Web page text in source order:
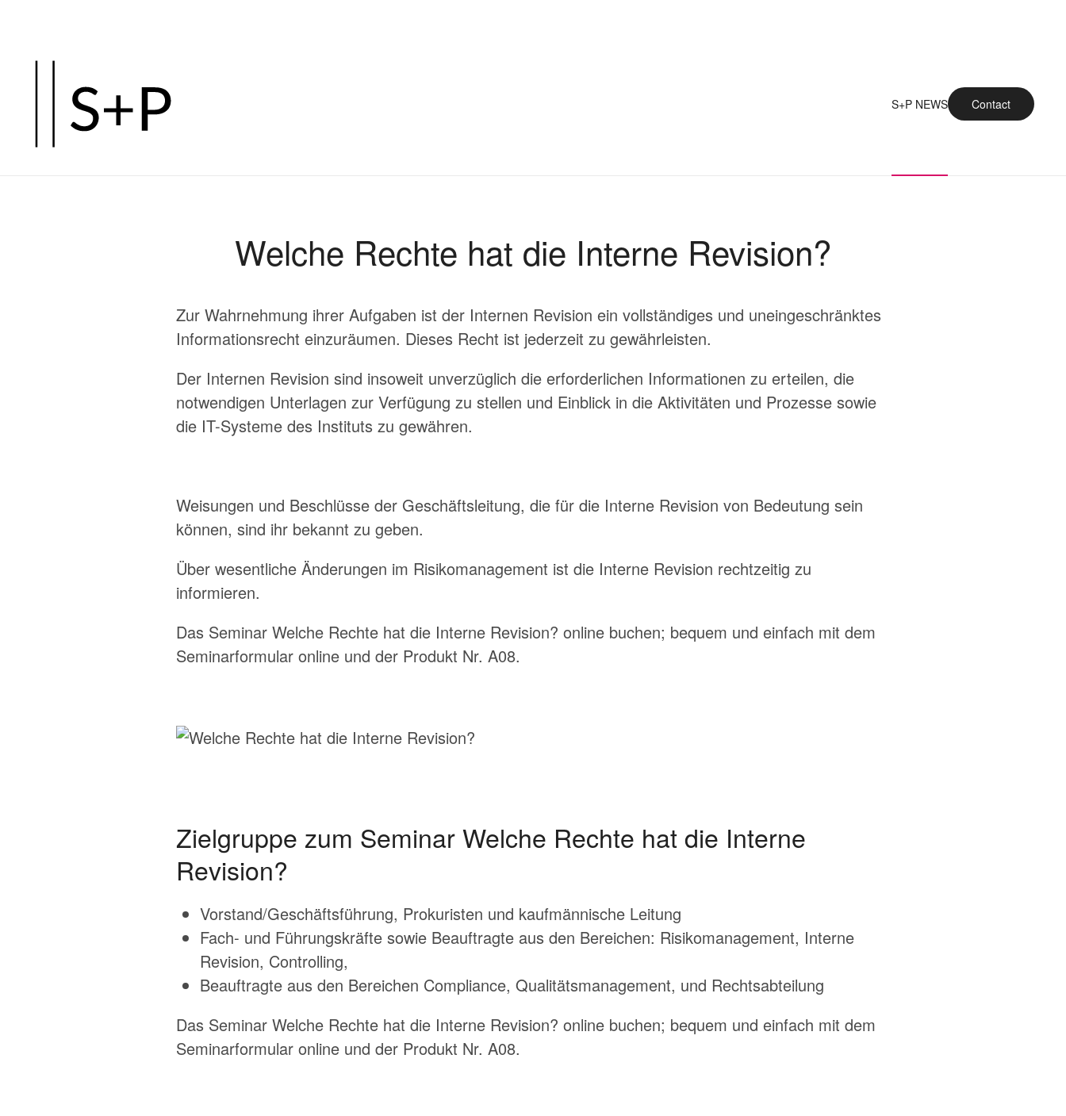
springen
S+P NEWS Contact
Welche Rechte hat die Interne Revision?
Zur Wahrnehmung ihrer Aufgaben ist der Internen Revision ein vollständiges und uneingeschränktes
Informationsrecht einzuräumen. Dieses Recht ist jederzeit zu gewährleisten.
Der Internen Revision sind insoweit unverzüglich die erforderlichen Informationen zu erteilen, die
notwendigen Unterlagen zur Verfügung zu stellen und Einblick in die Aktivitäten und Prozesse sowie
die IT-Systeme des Instituts zu gewähren.
Weisungen und Beschlüsse der Geschäftsleitung, die für die Interne Revision von Bedeutung sein
können, sind ihr bekannt zu geben.
Über wesentliche Änderungen im Risikomanagement ist die Interne Revision rechtzeitig zu
informieren.
Das Seminar Welche Rechte hat die Interne Revision? online buchen; bequem und einfach mit dem
Seminarformular online und der Produkt Nr. A08.
Zielgruppe zum Seminar Welche Rechte hat die Interne
Revision?
Vorstand/Geschäftsführung, Prokuristen und kaufmännische Leitung
Fach- und Führungskräfte sowie Beauftragte aus den Bereichen: Risikomanagement, Interne
Revision, Controlling,
Beauftragte aus den Bereichen Compliance, Qualitätsmanagement, und Rechtsabteilung
Das Seminar Welche Rechte hat die Interne Revision? online buchen; bequem und einfach mit dem
Seminarformular online und der Produkt Nr. A08.